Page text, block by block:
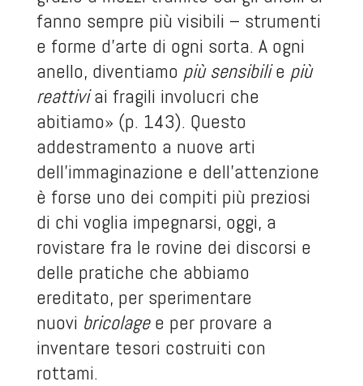
fanno sempre più visibili – strumenti
e forme d’arte di ogni sorta. A ogni
anello, diventiamo più sensibilie più
reattiviai fragili involucri che
abitiamo» (p. 143). Questo
addestramento a nuove arti
dell’immaginazione e dell’attenzione
è forse uno dei compiti più preziosi
di chi voglia impegnarsi, oggi, a
rovistare fra le rovine dei discorsi e
delle pratiche che abbiamo
ereditato, per sperimentare
nuovi bricolagee per provare a
inventare tesori costruiti con
rottami.